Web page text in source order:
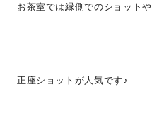
お茶室では縁側でのショットや
正座ショットが人気です♪